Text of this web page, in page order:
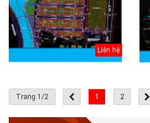
Liên hệ
Trang 1/2 1 2